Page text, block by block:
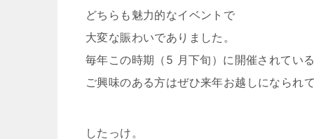
どちらも魅力的なイベントで
大変な賑わいでありました。
毎年この時期（5 月下旬）に開催されてい
ご興味のある方はぜひ来年お越しになられて
したっけ。